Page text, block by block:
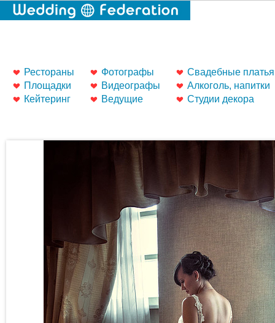
Рестораны
Площадки
Кейтеринг
Фотографы
Видеографы
Ведущие
Свадебные платья
Алкоголь, напитки
Студии декора